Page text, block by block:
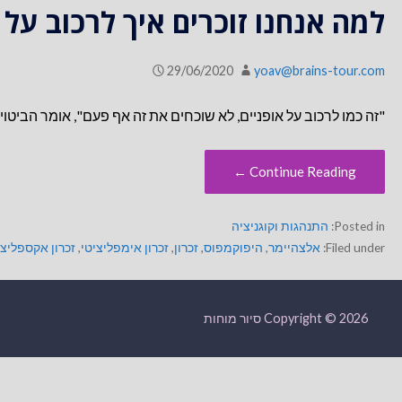
למה אנחנו זוכרים איך לרכוב
29/06/2020 yoav@brains-tour.com
"זה כמו לרכוב על אופניים, לא שוכחים את זה אף פעם", אומר
Continue Reading ←
Posted in: התנהגות וקוגניציה
Filed under: אלצהיימר, היפוקמפוס,זכרון,זכרון אימפליציטי,זכרון
Copyright © 2026 סיור מוחות